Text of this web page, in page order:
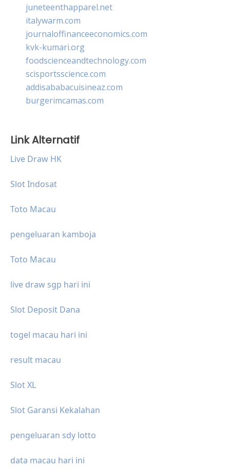
juneteenthapparel.net
italywarm.com
journaloffinanceeconomics.com
kvk-kumari.org
foodscienceandtechnology.com
scisportsscience.com
addisababacuisineaz.com
burgerimcamas.com
Link Alternatif
Live Draw HK
Slot Indosat
Toto Macau
pengeluaran kamboja
Toto Macau
live draw sgp hari ini
Slot Deposit Dana
togel macau hari ini
result macau
Slot XL
Slot Garansi Kekalahan
pengeluaran sdy lotto
data macau hari ini